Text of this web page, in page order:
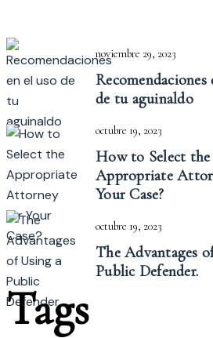
noviembre 29, 2023
Recomendaciones
de tu aguinaldo
octubre 19, 2023
How to Select the
Appropriate
Your Case?
octubre 19, 2023
The Advantages
Public Defender.
Tags